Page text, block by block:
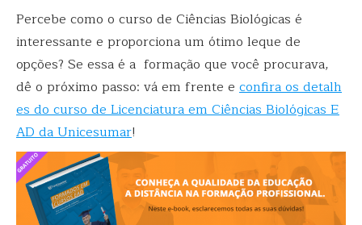
Percebe como o curso de Ciências Biológicas é
interessante e proporciona um ótimo leque de
opções? Se essa é a formação que você procurava,
dê o próximo passo: vá em frente e confira os detalh
es do curso de Licenciatura em Ciências Biológicas E
AD da Unicesumar!